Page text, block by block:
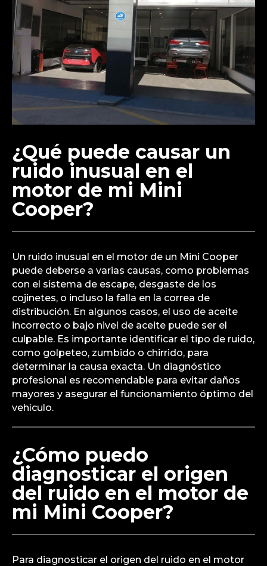
¿Qué puede causar un
ruido inusual en el
motor de mi Mini
Cooper?
Un ruido inusual en el motor de un Mini Cooper
puede deberse a varias causas, como problemas
con el sistema de escape, desgaste de los
cojinetes, o incluso la falla en la correa de
distribución. En algunos casos, el uso de aceite
incorrecto o bajo nivel de aceite puede ser el
culpable. Es importante identificar el tipo de ruido,
como golpeteo, zumbido o chirrido, para
determinar la causa exacta. Un diagnóstico
profesional es recomendable para evitar daños
mayores y asegurar el funcionamiento óptimo del
vehículo.
¿Cómo puedo
diagnosticar el origen
del ruido en el motor de
mi Mini Cooper?
Para diagnosticar el origen del ruido en el motor